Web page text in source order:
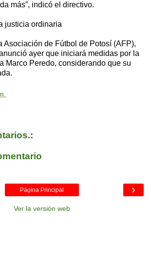
más”, indicó el directivo.
justicia ordinaria
Asociación de Fútbol de Potosí (AFP),
ayer que iniciará medidas por la
Marco Peredo, considerando que su
›
Página Principal
Ver la versión web